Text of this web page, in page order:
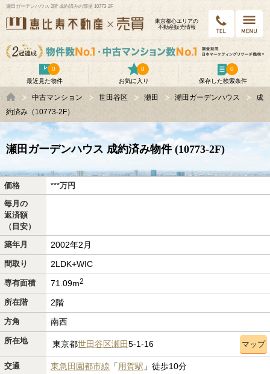
瀬田ガーデンハウス 2階 成約済みの部屋 10773-2F
東京都⼼エリアの
不動産販売情報
最近見た物件
0
お気に入り
0
保存した検索条件
0
中古マンション 世田谷区 瀬田 瀬田ガーデンハウス
成
約済み（10773-2F）
瀬田ガーデンハウス 成約済み物件 (10773-2F)
価格 ***万円
毎月の
返済額
（目安）
築年月
2002年2月
間取り 2LDK+WIC
専有面積 71.09m2
所在階 2階
方角 南西
所在地 東京都世田谷区瀬田5-1-16 マップ
交通 東急田園都市線 「 用賀駅 」徒歩10分